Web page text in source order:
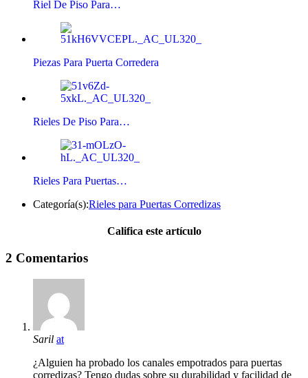
Riel De Piso Para…
Piezas Para Puerta Corredera
Rieles De Piso Para…
Rieles Para Puertas…
Categoría(s):Rieles para Puertas Corredizas
Califica este artículo
2 Comentarios
Saril at
¿Alguien ha probado los canales empotrados para puertas
corredizas? Tengo dudas sobre su durabilidad y facilidad de